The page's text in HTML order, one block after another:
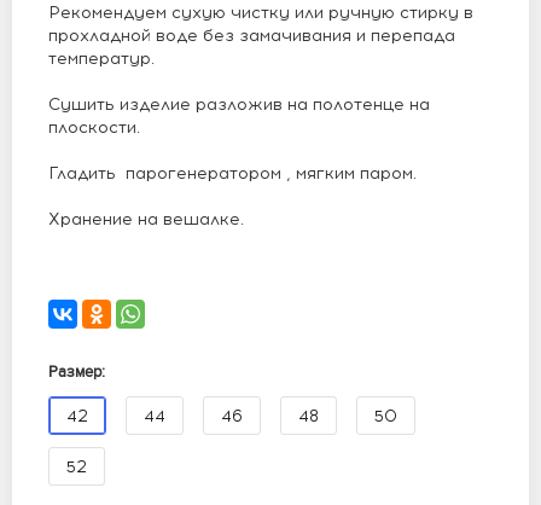
Рекомендуем сухую чистку или ручную стирку в
прохладной воде без замачивания и перепада
температур.
Сушить изделие разложив на полотенце на
плоскости.
Гладить парогенератором , мягким паром.
Хранение на вешалке.
Размер:
42 44 46 48 50
52